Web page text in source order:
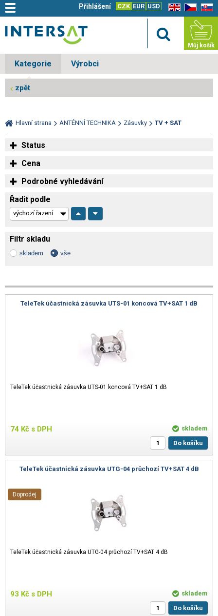
EN CZ SK
CZK EUR USD
Přihlášení
Můj košík
Kategorie Výrobci
zpět
Hlavní strana ANTÉNNÍ TECHNIKA Zásuvky TV + SAT
Status
Cena
Podrobné vyhledávání
Řadit podle
Filtr skladu
skladem vše
TeleTek účastnická zásuvka UTS-01 koncová TV+SAT 1 dB
TeleTek účastnická zásuvka UTS-01 koncová TV+SAT 1 dB
74 Kč s DPH
skladem
Do košíku
TeleTek účastnická zásuvka UTG-04 průchozí TV+SAT 4 dB
TeleTek účastnická zásuvka UTG-04 průchozí TV+SAT 4 dB
93 Kč s DPH
Doprodej
skladem
Do košíku